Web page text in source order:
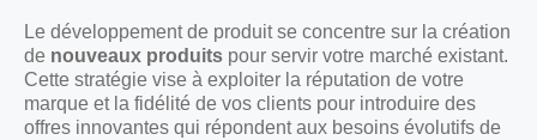
Le développement de produit se concentre sur la création
de nouveaux produits pour servir votre marché existant.
Cette stratégie vise à exploiter la réputation de votre
marque et la fidélité de vos clients pour introduire des
offres innovantes qui répondent aux besoins évolutifs de